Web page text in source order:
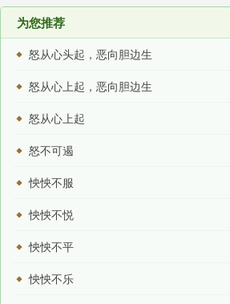
为您推荐
怒从心头起，恶向胆边生
怒从心上起，恶向胆边生
怒从心上起
怒不可遏
怏怏不服
怏怏不悦
怏怏不平
怏怏不乐